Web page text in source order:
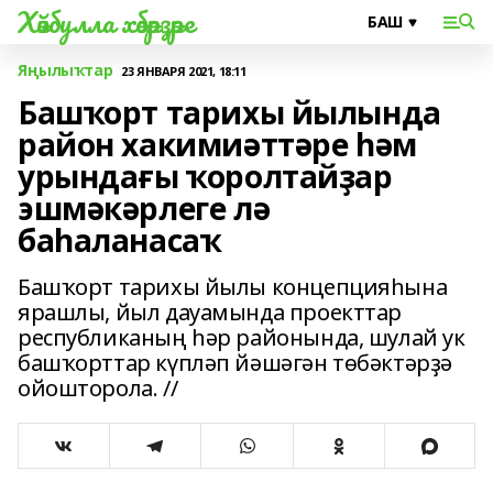
Хәйбулла хәбәрҙәре
Яңылыҡтар 23 ЯНВАРЯ 2021, 18:11
Башҡорт тарихы йылында
район хакимиәттәре һәм
урындағы ҡоролтайҙар
эшмәкәрлеге лә
баһаланасаҡ
Башҡорт тарихы йылы концепцияһына
ярашлы, йыл дауамында проекттар
республиканың һәр районында, шулай ук
башҡорттар күпләп йәшәгән төбәктәрҙә
ойошторола. //